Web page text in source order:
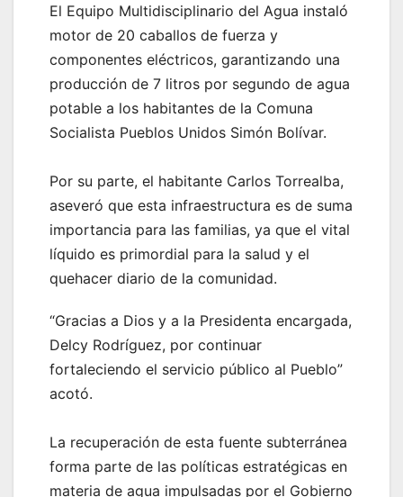
‎El Equipo Multidisciplinario del Agua instaló
motor de 20 caballos de fuerza y
componentes eléctricos, garantizando una
producción de 7 litros por segundo de agua
potable a los habitantes de la Comuna
Socialista Pueblos Unidos Simón Bolívar.
Por su parte, el habitante Carlos Torrealba,
aseveró que esta infraestructura es de suma
importancia para las familias, ya que el vital
líquido es primordial para la salud y el
quehacer diario de la comunidad.
“Gracias a Dios y a la Presidenta encargada,
Delcy Rodríguez, por continuar
fortaleciendo el servicio público al Pueblo”
acotó.
‎La recuperación de esta fuente subterránea
forma parte de las políticas estratégicas en
materia de agua impulsadas por el Gobierno